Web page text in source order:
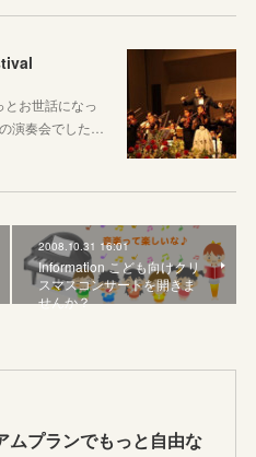
お世話になっ
演奏会でした…
2008.10.31 16:01
Information こども向けクリ
スマスコンサートを開きま
せんか？
ムプランでもっと自由な